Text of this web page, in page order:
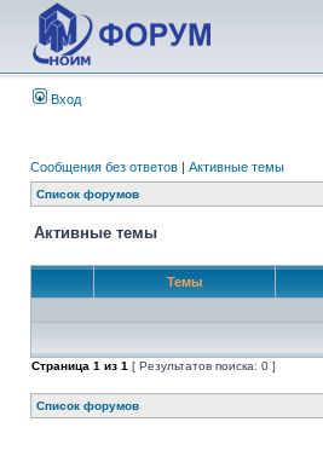
Вход
Сообщения без ответов | Активные темы
Список форумов
Активные темы
Темы
Страница 1 из 1 [ Результатов поиска: 0 ]
Список форумов